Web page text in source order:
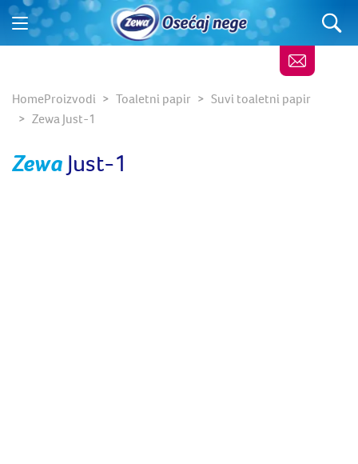
HomeProizvodi Toaletni papir
Suvi toaletni papir
Zewa Just-1
Zewa Just-1